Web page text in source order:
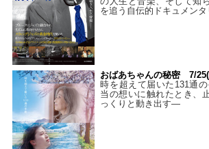
を追う自伝的ドキュメンタ
おばあちゃんの秘密 7/25(
時を超えて届いた131通
当の想いに触れたとき、
っくりと動き出す―